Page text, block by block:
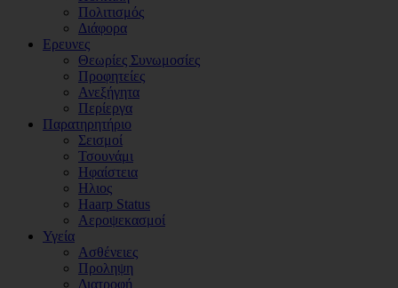
Πολιτισμός
Διάφορα
Ερευνες
Θεωρίες Συνωμοσίες
Προφητείες
Ανεξήγητα
Περίεργα
Παρατηρητήριο
Σεισμοί
Τσουνάμι
Ηφαίστεια
Ηλιος
Haarp Status
Αεροψεκασμοί
Υγεία
Ασθένειες
Προληψη
Διατροφή